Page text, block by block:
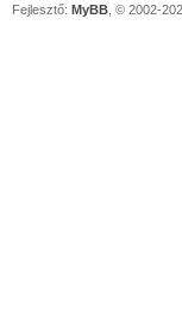
Fejlesztő: MyBB , © 2002-